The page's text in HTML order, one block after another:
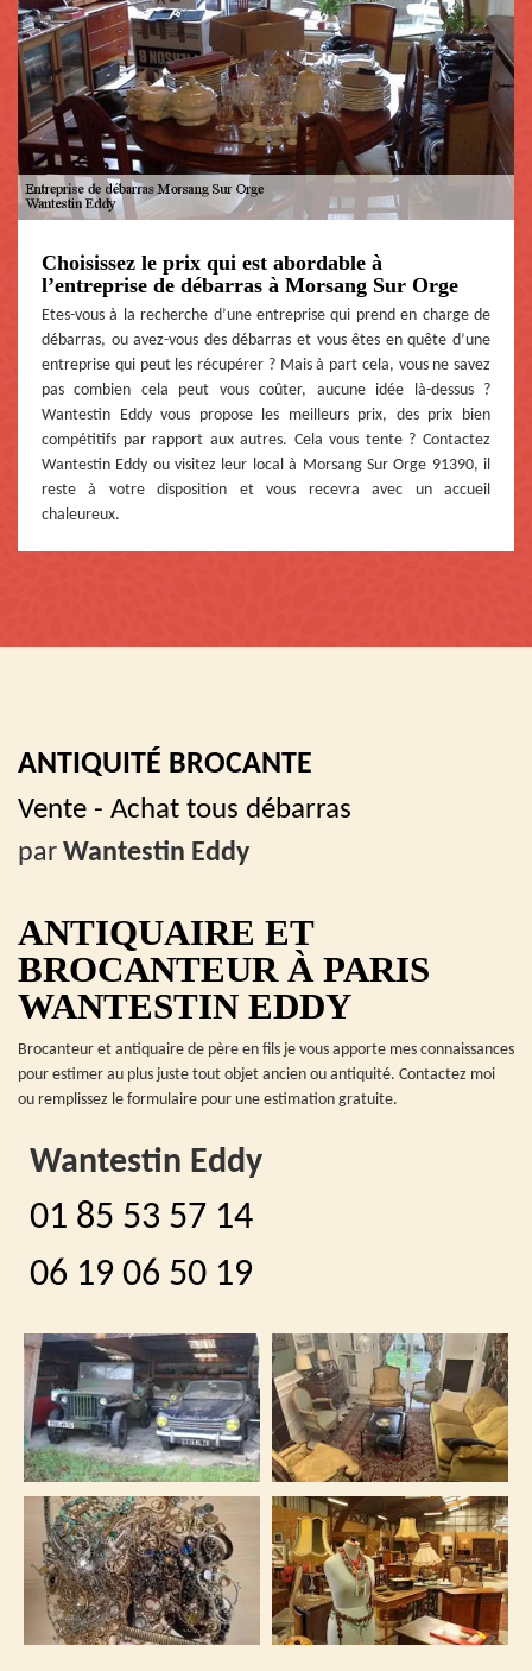
Choisissez le prix qui est abordable à
l’entreprise de débarras à Morsang Sur Orge
Etes-vous à la recherche d’une entreprise qui prend en charge de
débarras, ou avez-vous des débarras et vous êtes en quête d’une
entreprise qui peut les récupérer ? Mais à part cela, vous ne savez
pas combien cela peut vous coûter, aucune idée là-dessus ?
Wantestin Eddy vous propose les meilleurs prix, des prix bien
compétitifs par rapport aux autres. Cela vous tente ? Contactez
Wantestin Eddy ou visitez leur local à Morsang Sur Orge 91390, il
reste à votre disposition et vous recevra avec un accueil
chaleureux.
ANTIQUITÉ BROCANTE
Vente - Achat tous débarras
par Wantestin Eddy
ANTIQUAIRE ET
BROCANTEUR À PARIS
WANTESTIN EDDY
Brocanteur et antiquaire de père en fils je vous apporte mes connaissances
pour estimer au plus juste tout objet ancien ou antiquité. Contactez moi
ou remplissez le formulaire pour une estimation gratuite.
Wantestin Eddy
01 85 53 57 14
06 19 06 50 19